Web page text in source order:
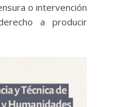
o intervención
a producir